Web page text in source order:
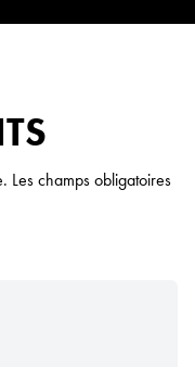
Les champs obligatoires